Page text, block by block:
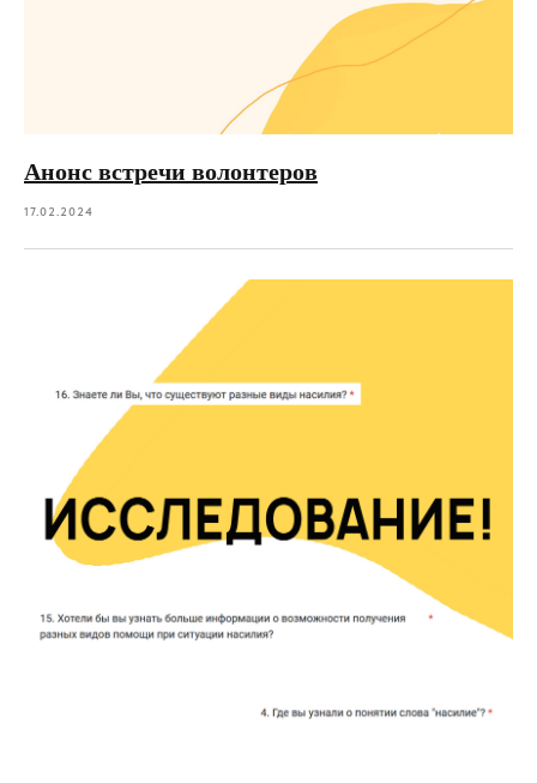
Анонс встречи волонтеров
17.02.2024